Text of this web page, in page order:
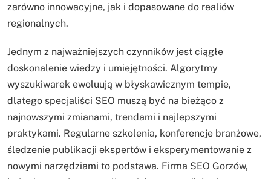
zarówno innowacyjne, jak i dopasowane do realiów
regionalnych.
Jednym z najważniejszych czynników jest ciągłe
doskonalenie wiedzy i umiejętności. Algorytmy
wyszukiwarek ewoluują w błyskawicznym tempie,
dlatego specjaliści SEO muszą być na bieżąco z
najnowszymi zmianami, trendami i najlepszymi
praktykami. Regularne szkolenia, konferencje branżowe,
śledzenie publikacji ekspertów i eksperymentowanie z
nowymi narzędziami to podstawa. Firma SEO Gorzów,